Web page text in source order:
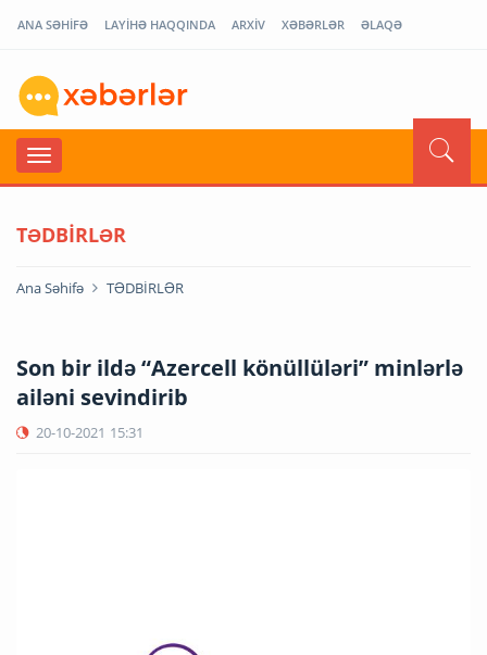
ANA SƏHİFƏ LAYİHƏ HAQQINDA ARXİV XƏBƏRLƏR ƏLAQƏ
TƏDBİRLƏR
Ana Səhifə TƏDBİRLƏR
Son bir ildə “Azercell könüllüləri” minlərlə
ailəni sevindirib
20-10-2021 15:31